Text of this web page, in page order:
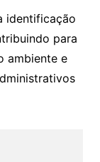
identificação
para
ambiente e